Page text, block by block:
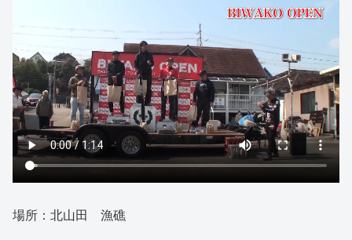
場所：北山田 漁礁